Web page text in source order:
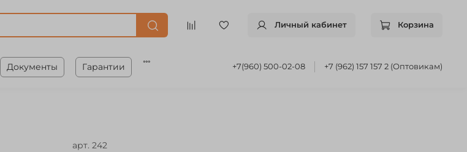
Личный кабинет Корзина
Документы Гарантии +7(960) 500-02-08 +7 (962) 157 157 2 (Оптовикам)
арт. 242